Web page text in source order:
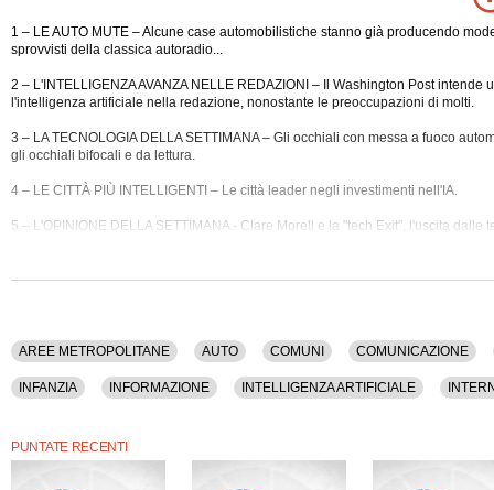
1 – LE AUTO MUTE – Alcune case automobilistiche stanno già producendo
sprovvisti della classica autoradio...
2 – L'INTELLIGENZA AVANZA NELLE REDAZIONI – Il Washington Post intende
l'intelligenza artificiale nella redazione, nonostante le preoccupazioni di molti.
3 – LA TECNOLOGIA DELLA SETTIMANA – Gli occhiali con messa a fuoco
gli occhiali bifocali e da lettura.
4 – LE CITTÀ PIÙ INTELLIGENTI – Le città leader negli investimenti nell'IA.
5 – L'OPINIONE DELLA SETTIMANA - Clare Morell e la "tech Exit", l'uscita dalle
AREE METROPOLITANE AUTO COMUNI COMUNICAZIONE
INFANZIA INFORMAZIONE INTELLIGENZA ARTIFICIALE
PUNTATE RECENTI